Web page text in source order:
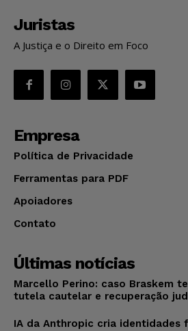
Juristas
A Justiça e o Direito em Foco
Empresa
Política de Privacidade
Ferramentas para PDF
Apoiadores
Contato
Últimas notícias
Marcello Perino: caso Braskem
tutela cautelar e recuperação
IA da Anthropic cria identidades